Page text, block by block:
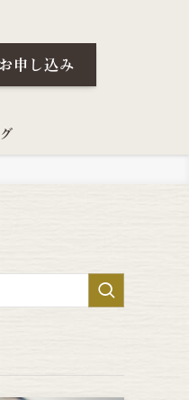
申し込み